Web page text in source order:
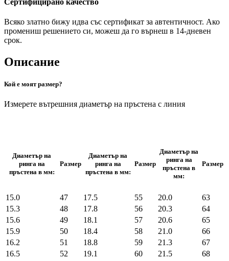
Всяко златно бижу идва със сертификат за автентичност. Ако
промениш решението си, можеш да го върнеш в 14-дневен
срок.
Описание
Кой е моят размер?
Измерете вътрешния диаметър на пръстена с линия
Диаметър на
ринга на
пръстена в мм:
Размер
Диаметър на
ринга на
пръстена в мм:
Размер
Диаметър на
ринга на
пръстена в
мм:
Размер
15.0 47 17.5 55 20.0
63
15.3
48 17.8 56 20.3
64
15.6
49 18.1 57 20.6
65
15.9
50 18.4 58 21.0
66
16.2
51 18.8 59 21.3
67
16.5
52 19.1 60 21.5
68